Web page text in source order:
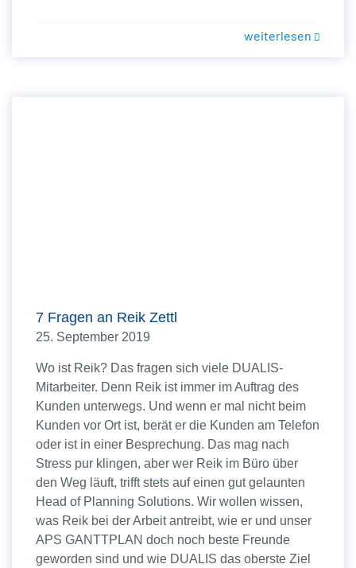
weiterlesen
7 Fragen an Reik Zettl
25. September 2019
Wo ist Reik? Das fragen sich viele DUALIS-
Mitarbeiter. Denn Reik ist immer im Auftrag des
Kunden unterwegs. Und wenn er mal nicht beim
Kunden vor Ort ist, berät er die Kunden am Telefon
oder ist in einer Besprechung. Das mag nach
Stress pur klingen, aber wer Reik im Büro über
den Weg läuft, trifft stets auf einen gut gelaunten
Head of Planning Solutions. Wir wollen wissen,
was Reik bei der Arbeit antreibt, wie er und unser
APS GANTTPLAN doch noch beste Freunde
geworden sind und wie DUALIS das oberste Ziel